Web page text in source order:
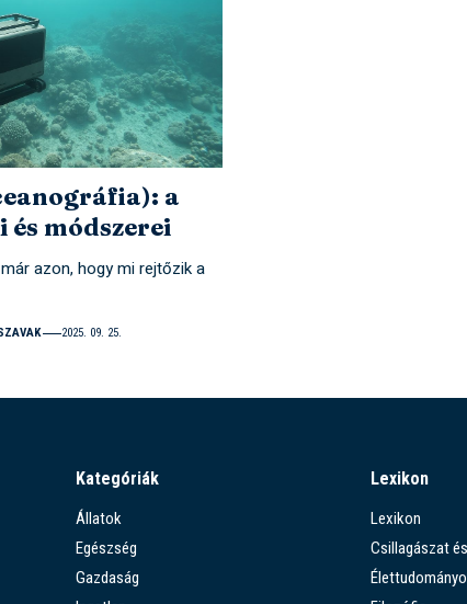
a
módszerei
azon, hogy mi rejtőzik a
2025. 09. 25.
Kategóriák
Állatok
Egészség
Gazdaság
Lexikon
Lexikon
Csillagászat